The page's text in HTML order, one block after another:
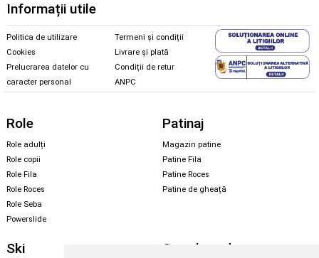
Informații utile
Politica de utilizare
Cookies
Prelucrarea datelor cu
caracter personal
Termeni și condiții
Livrare și plată
Condiții de retur
ANPC
Role
Role adulți
Role copii
Role Fila
Role Roces
Role Seba
Powerslide
Patinaj
Magazin patine
Patine Fila
Patine Roces
Patine de gheață
Ski Snowboard